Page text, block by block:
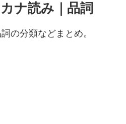
ナ読み｜品詞
の分類などまとめ。